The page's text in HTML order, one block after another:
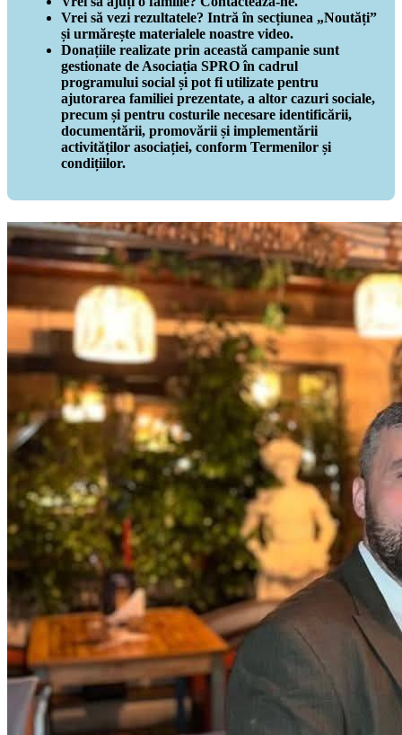
Vrei să vezi rezultatele? Intră în secțiunea „Noutăți”
și urmărește materialele noastre video.
Donațiile realizate prin această campanie sunt
gestionate de Asociația SPRO în cadrul
programului social și pot fi utilizate pentru
ajutorarea familiei prezentate, a altor cazuri sociale,
precum și pentru costurile necesare identificării,
documentării, promovării și implementării
activităților asociației, conform Termenilor și
condițiilor.